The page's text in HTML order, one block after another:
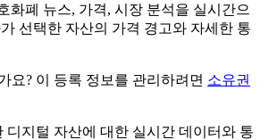
화폐 뉴스, 가격, 시장 분석을 실시간으
선택한 자산의 가격 경고와 자세한 통
요? 이 등록 정보를 관리하려면 소유권
디지털 자산에 대한 실시간 데이터와 통